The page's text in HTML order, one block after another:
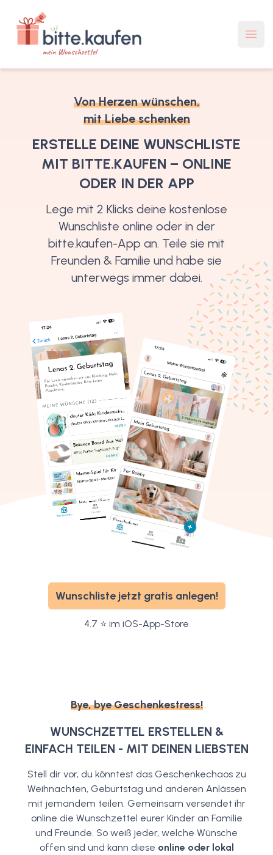
bitte.kaufen Mein Wunschzettel
Von Herzen wünschen,
mit Liebe schenken
ERSTELLE DEINE WUNSCHLISTE
MIT BITTE.KAUFEN – ONLINE
ODER IN DER APP
Lege mit 2 Klicks deine kostenlose
Wunschliste online oder in der
bitte.kaufen-App an. Teile sie mit
Freunden & Familie und habe sie
unterwegs immer dabei.
Wunschliste jetzt gratis anlegen!
4.7 ⭐️ im iOS-App-Store
Bye, bye Geschenkestress!
WUNSCHZETTEL ERSTELLEN &
EINFACH TEILEN - MIT DEINEN LIEBSTEN
Stell dir vor, du könntest das Geschenkechaos zu
Weihnachten, Geburtstag und anderen Anlässen
mit jemandem teilen. Gemeinsam versendet ihr
online die Wunschzettel eurer Kinder an Familie
und Freunde. So weiß jeder, welche Wünsche
offen sind und kann diese online oder lokal